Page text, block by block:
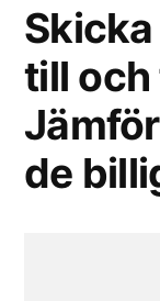
till och
de